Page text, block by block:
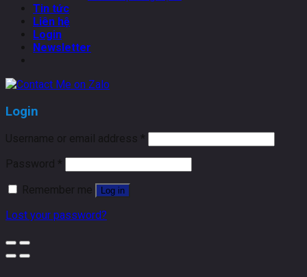
Tin tức
Liên hệ
Login
Newsletter
Login
Username or email address *
Password *
Remember me
Log in
Lost your password?